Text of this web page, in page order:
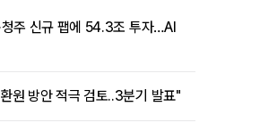
청주 신규 팹에 54.3조 투자…AI
원 방안 적극 검토..3분기 발표"